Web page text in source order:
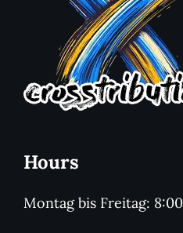
Hours
Montag bis Freitag: